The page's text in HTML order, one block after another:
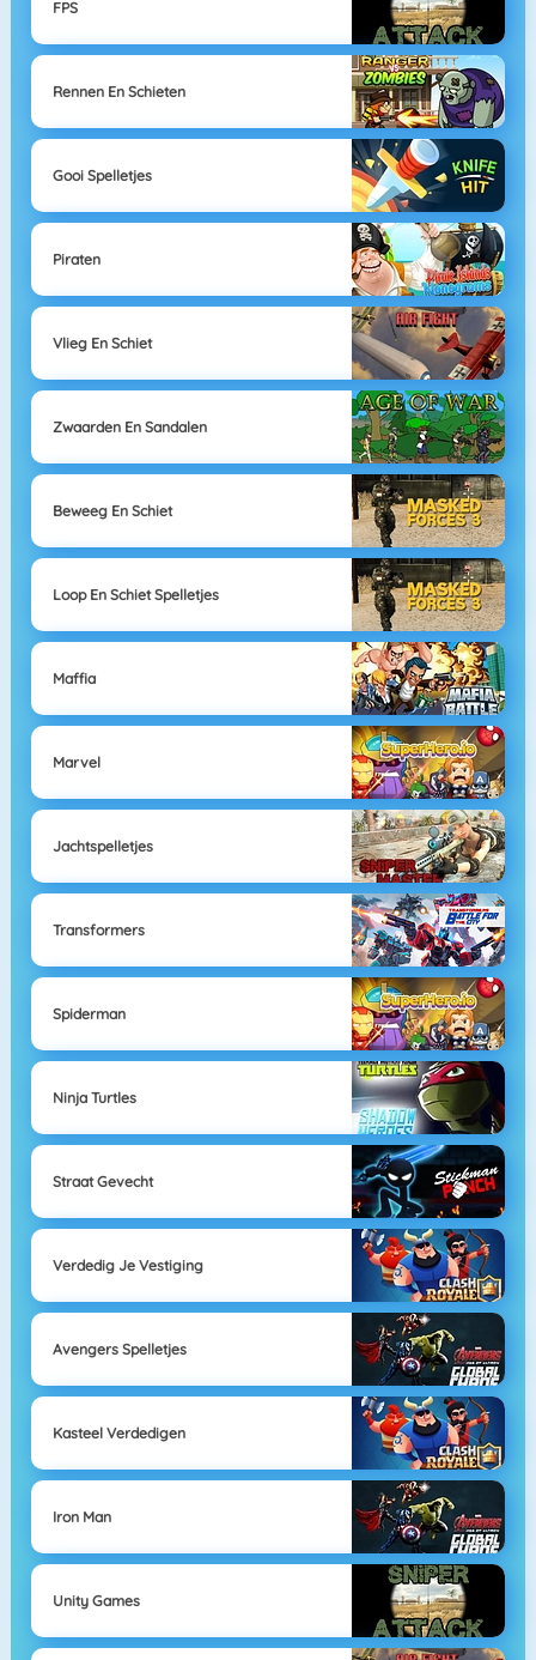
FPS
Rennen En Schieten
Gooi Spelletjes
Piraten
Vlieg En Schiet
Zwaarden En Sandalen
Beweeg En Schiet
Loop En Schiet Spelletjes
Maffia
Marvel
Jachtspelletjes
Transformers
Spiderman
Ninja Turtles
Straat Gevecht
Verdedig Je Vestiging
Avengers Spelletjes
Kasteel Verdedigen
Iron Man
Unity Games